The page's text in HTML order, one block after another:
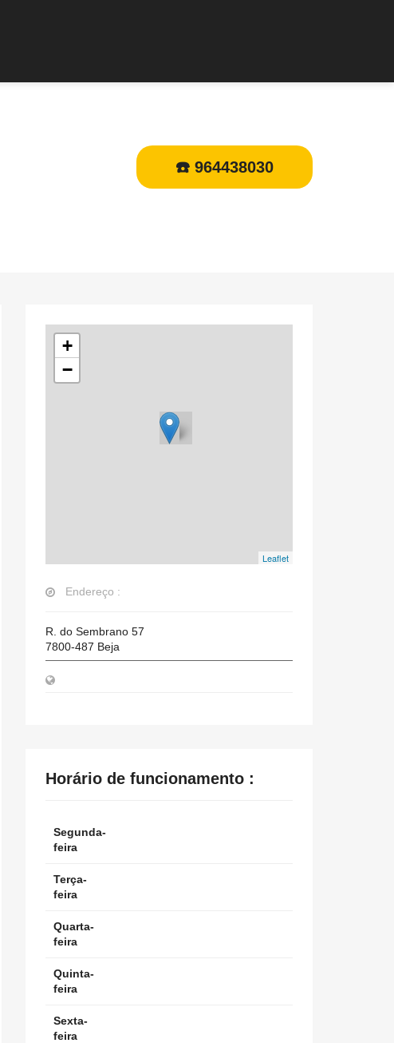
☎️ 964438030
+
−
Leaflet
Endereço :
R. do Sembrano 57
7800-487 Beja
Horário de funcionamento :
Segunda-
feira
Terça-
feira
Quarta-
feira
Quinta-
feira
Sexta-
feira